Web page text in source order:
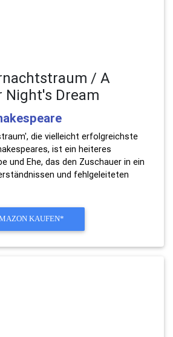
/ A
Night's Dream
die vielleicht erfolgreichste
ist ein heiteres
und Ehe, das den Zuschauer in ein
und fehlgeleiteten
KAUFEN*